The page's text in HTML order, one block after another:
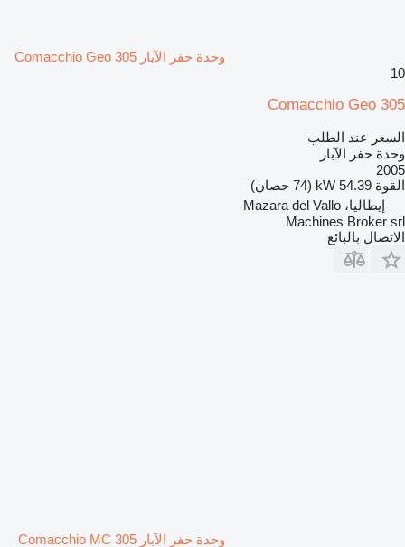
وحدة حفر الآبار Comacchio Geo 305
10
Comacchio Geo 305
السعر عند الطلب
وحدة حفر الآبار
2005
القوة 54.39 kW (74 حصان)
إيطاليا، Mazara del Vallo
Machines Broker srl
الاتصال بالبائع
وحدة حفر الآبار Comacchio MC 305